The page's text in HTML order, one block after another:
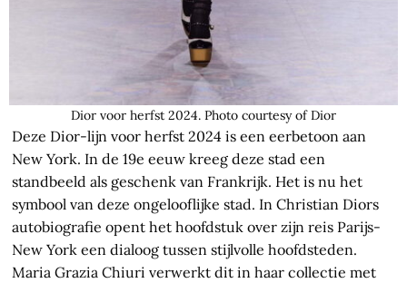
Dior voor herfst 2024. Photo courtesy of Dior
Deze Dior-lijn voor herfst 2024 is een eerbetoon aan
New York. In de 19e eeuw kreeg deze stad een
standbeeld als geschenk van Frankrijk. Het is nu het
symbool van deze ongelooflijke stad. In Christian Diors
autobiografie opent het hoofdstuk over zijn reis Parijs-
New York een dialoog tussen stijlvolle hoofdsteden.
Maria Grazia Chiuri verwerkt dit in haar collectie met